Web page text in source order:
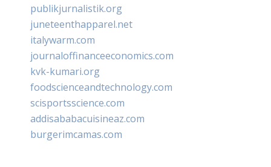
publikjurnalistik.org
juneteenthapparel.net
italywarm.com
journaloffinanceeconomics.com
kvk-kumari.org
foodscienceandtechnology.com
scisportsscience.com
addisababacuisineaz.com
burgerimcamas.com